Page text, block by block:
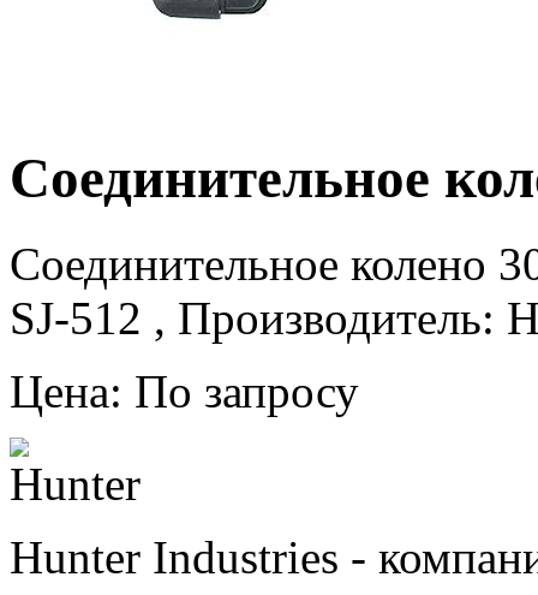
Соединительное
Соединительное колено
SJ-512 , Производитель:
Цена: По запросу
Hunter Industries -